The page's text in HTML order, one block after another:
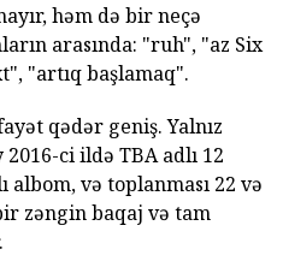
həm də bir neçə
arasında: "ruh", "az Six
"artıq başlamaq".
qədər geniş. Yalnız
ci ildə TBA adlı 12
albom, və toplanması 22 və
zəngin baqaj və tam